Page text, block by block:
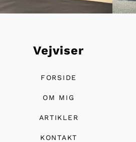
Vejviser
FORSIDE
OM MIG
ARTIKLER
KONTAKT